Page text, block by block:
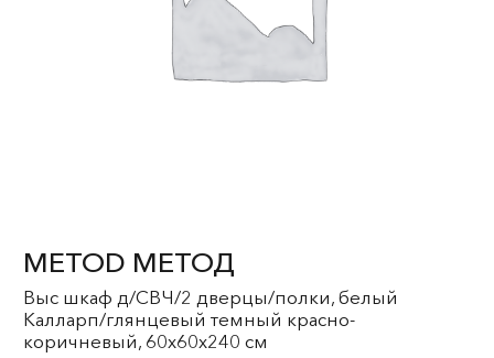
METOD МЕТОД
Выс шкаф д/СВЧ/2 дверцы/полки, белый
Калларп/глянцевый темный красно-
коричневый, 60x60x240 см